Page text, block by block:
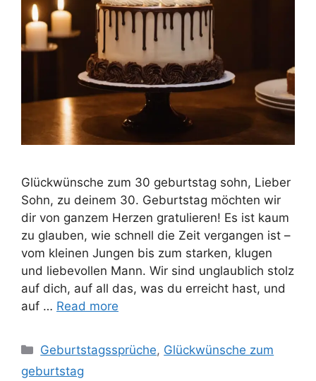
Glückwünsche zum 30 geburtstag sohn, Lieber
Sohn, zu deinem 30. Geburtstag möchten wir
dir von ganzem Herzen gratulieren! Es ist kaum
zu glauben, wie schnell die Zeit vergangen ist –
vom kleinen Jungen bis zum starken, klugen
und liebevollen Mann. Wir sind unglaublich stolz
auf dich, auf all das, was du erreicht hast, und
auf … Read more
Categories
Geburtstagssprüche, Glückwünsche zum
geburtstag